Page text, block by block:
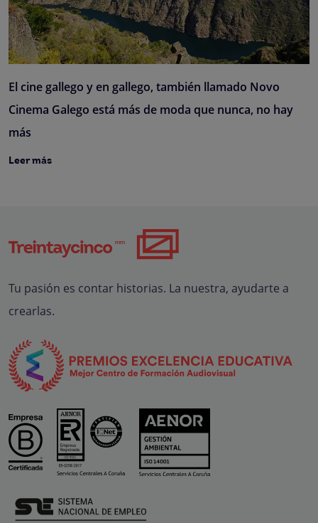
El cine gallego y en gallego, también llamado Novo
Cinema Galego está más de moda que nunca, no hay
más
Leer más
Tu pasión es contar historias. La nuestra, ayudarte a
crearlas.